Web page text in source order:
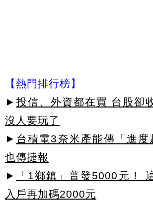
【熱門排行榜】
► 投信、外資都在買 台股卻
沒人要玩了
► 台積電3奈米產能傳「進
也傳捷報
►
「1鄉鎮」普發5000元！
入戶再加碼2000元